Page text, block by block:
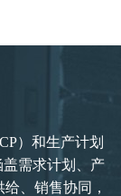
）和生产计划
需求计划、产
、销售协同，